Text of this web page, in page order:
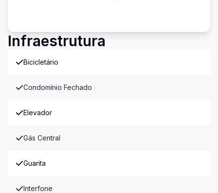
Infraestrutura
Bicicletário
Condomínio Fechado
Elevador
Gás Central
Guarita
Interfone